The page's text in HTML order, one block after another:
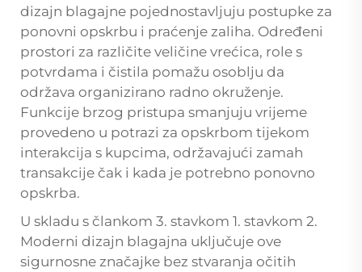
dizajn blagajne pojednostavljuju postupke za
ponovni opskrbu i praćenje zaliha. Određeni
prostori za različite veličine vrećica, role s
potvrdama i čistila pomažu osoblju da
održava organizirano radno okruženje.
Funkcije brzog pristupa smanjuju vrijeme
provedeno u potrazi za opskrbom tijekom
interakcija s kupcima, održavajući zamah
transakcije čak i kada je potrebno ponovno
opskrba.
U skladu s člankom 3. stavkom 1. stavkom 2.
Moderni dizajn blagajna uključuje ove
sigurnosne značajke bez stvaranja očitih